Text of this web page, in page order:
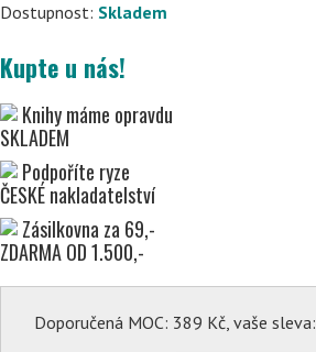
Dostupnost: Skladem
Kupte u nás!
Knihy máme opravdu
SKLADEM
Podpoříte ryze
ČESKÉ nakladatelství
Zásilkovna za 69,-
ZDARMA OD 1.500,-
Doporučená MOC: 389 Kč, vaše sleva: